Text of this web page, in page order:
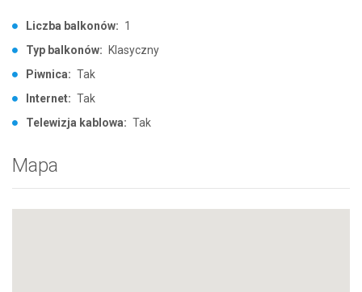
Liczba balkonów: 1
Typ balkonów: Klasyczny
Piwnica: Tak
Internet: Tak
Telewizja kablowa: Tak
Mapa